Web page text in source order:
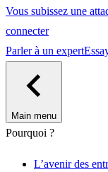
Vous subissez une
connecter
Parler à un expert
Main menu
Pourquoi ?
L’avenir des